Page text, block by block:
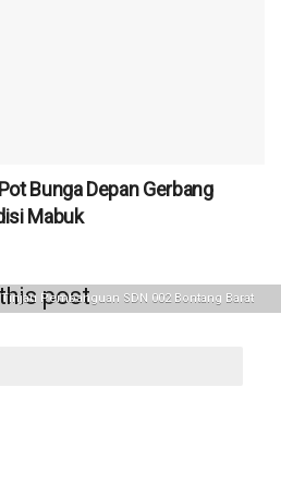
Tinjau Pembanguan SDN 002 Bontang Barat
Bunga Depan Gerbang
Mabuk
post